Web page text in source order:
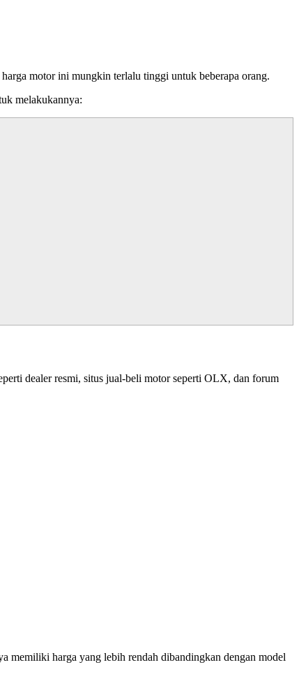
motor ini mungkin terlalu tinggi untuk beberapa orang.
melakukannya:
dealer resmi, situs jual-beli motor seperti OLX, dan forum
memiliki harga yang lebih rendah dibandingkan dengan model